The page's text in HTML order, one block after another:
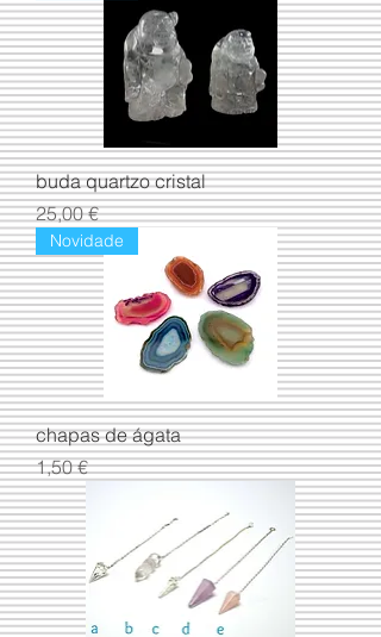
buda quartzo cristal
Preço
25,00 €
Novidade
chapas de ágata
Preço
1,50 €